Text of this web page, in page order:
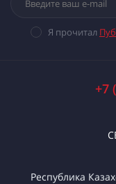
Я прочитал
+7
Республика